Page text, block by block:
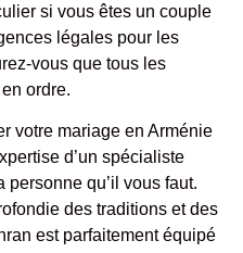
si vous êtes un couple
légales pour les
vous que tous les
ordre.
votre mariage en Arménie
d’un spécialiste
personne qu’il vous faut.
des traditions et des
est parfaitement équipé